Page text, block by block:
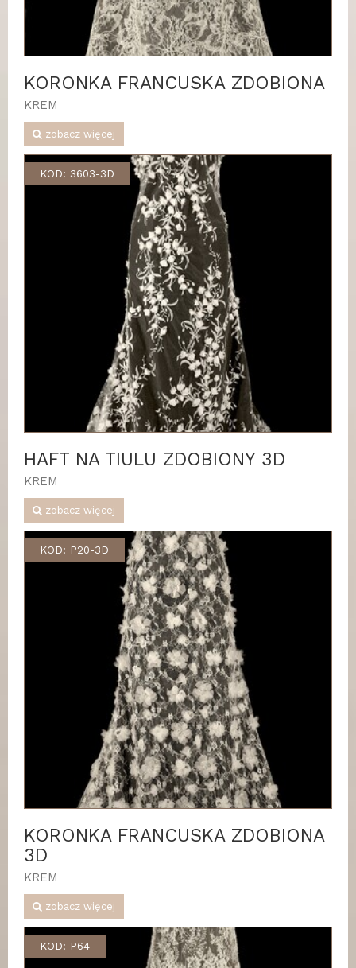
KORONKA FRANCUSKA ZDOBIONA
KREM
zobacz więcej
KOD: 3603-3D
HAFT NA TIULU ZDOBIONY 3D
KREM
zobacz więcej
KOD: P20-3D
KORONKA FRANCUSKA ZDOBIONA
3D
KREM
zobacz więcej
KOD: P64